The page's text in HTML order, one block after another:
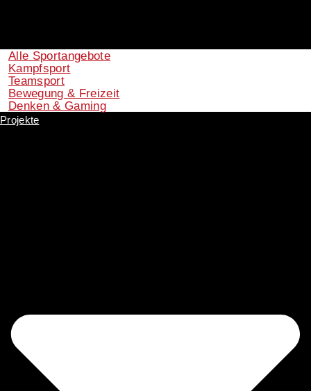
Alle Sportangebote
Kampfsport
Teamsport
Bewegung & Freizeit
Denken & Gaming
Projekte